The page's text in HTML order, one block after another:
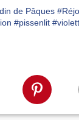
de Pâques
#pissenlit